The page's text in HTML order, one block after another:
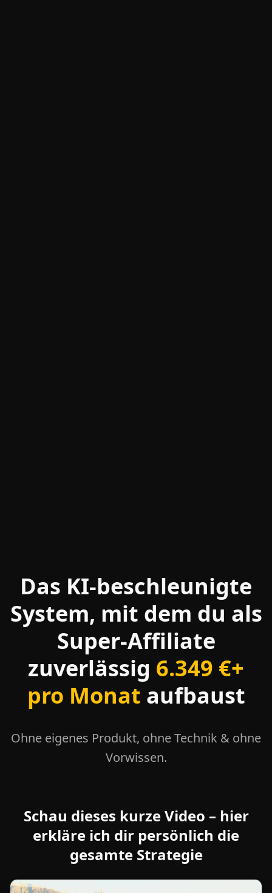
Das KI-beschleunigte
System, mit dem du als
Super-Affiliate
zuverlässig 6.349 €+
pro Monat aufbaust
Ohne eigenes Produkt, ohne Technik & ohne
Vorwissen.
Schau dieses kurze Video – hier
erkläre ich dir persönlich die
gesamte Strategie